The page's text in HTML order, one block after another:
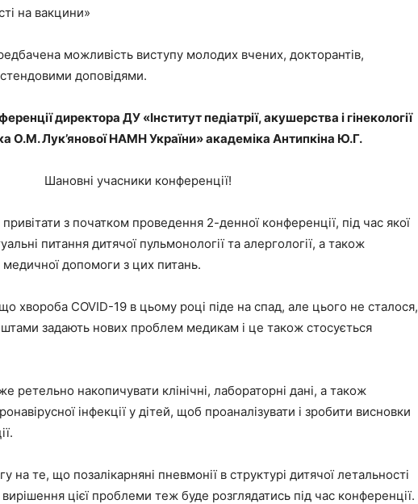
на вакцини»
можливість виступу молодих вчених, докторантів,
доповідями.
директора ДУ «Інститут педіатрії, акушерства і гінекології
О.М. Лук’янової НАМН України» академіка Антипкіна Ю.Г.
Шановні учасники конференції!
з початком проведення 2-денної конференції, під час якої
питання дитячої пульмонології та алергології, а також
медичної допомоги з цих питань.
хвороба COVID-19 в цьому році піде на спад, але цього не сталося,
штами задають нових проблем медикам і це також стосується
ретельно накопичувати клінічні, лабораторні дані, а також
інфекції у дітей, щоб проаналізувати і зробити висновки
на те, що позалікарняні пневмонії в структурі дитячої летальності
цієї проблеми теж буде розглядатись під час конференції.